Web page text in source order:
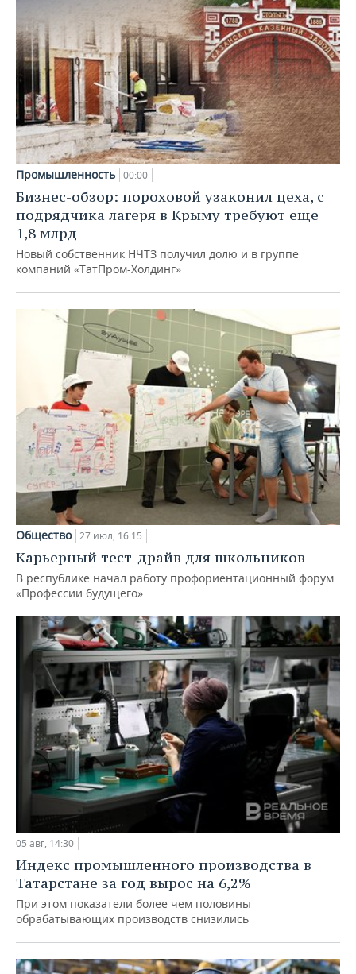
Промышленность 00:00
Бизнес-обзор: пороховой узаконил цеха, с
подрядчика лагеря в Крыму требуют еще
1,8 млрд
Новый собственник НЧТЗ получил долю и в группе
компаний «ТатПром-Холдинг»
Общество 27 июл, 16:15
Карьерный тест-драйв для школьников
В республике начал работу профориентационный форум
«Профессии будущего»
05 авг, 14:30
Индекс промышленного производства в
Татарстане за год вырос на 6,2%
При этом показатели более чем половины
обрабатывающих производств снизились